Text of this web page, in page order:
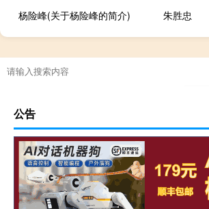
杨险峰(关于杨险峰的简介)
朱胜忠
公告